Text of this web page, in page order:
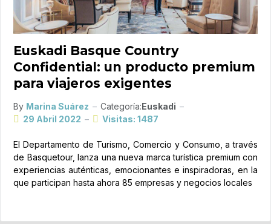
Euskadi Basque Country
Confidential: un producto premium
para viajeros exigentes
By Marina Suárez Categoría:Euskadi
29 Abril 2022
Visitas: 1487
El Departamento de Turismo, Comercio y Consumo, a través
de Basquetour, lanza una nueva marca turística premium con
experiencias auténticas, emocionantes e inspiradoras, en la
que participan hasta ahora 85 empresas y negocios locales